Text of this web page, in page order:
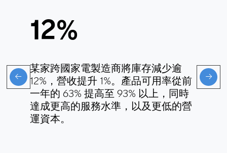
12%
某家跨國家電製造商將庫存減少逾
12%，營收提升 1%。產品可用率從前
一年的 63% 提高至 93% 以上，同時
達成更高的服務水準，以及更低的營
運資本。